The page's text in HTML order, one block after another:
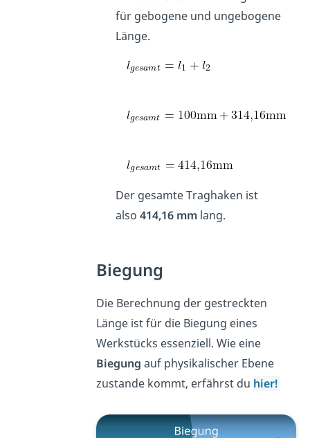
für gebogene und ungebogene
Länge.
Der gesamte Traghaken ist
also 414,16 mmlang.
Biegung
Die Berechnung der gestreckten
Länge ist für die Biegung eines
Werkstücks essenziell. Wie eine
Biegung auf physikalischer Ebene
zustande kommt, erfährst du hier!